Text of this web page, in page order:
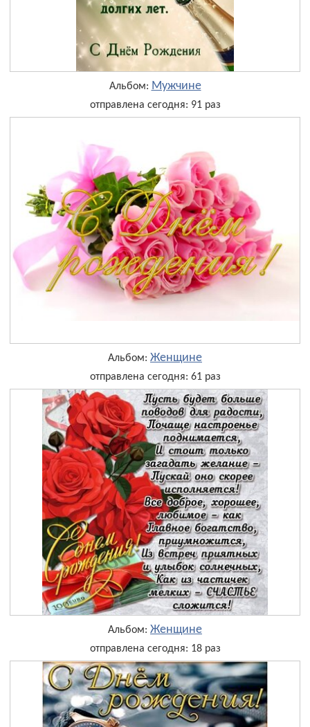
Альбом: Мужчине
отправлена сегодня: 91 раз
Альбом: Женщине
отправлена сегодня: 61 раз
Альбом: Женщине
отправлена сегодня: 18 раз